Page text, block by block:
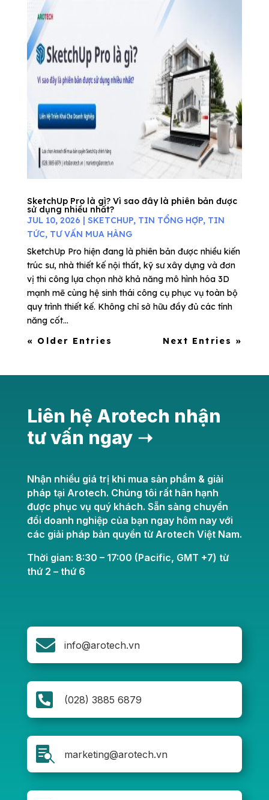
SketchUp Pro là gì? Vì sao đây là phiên bản được
sử dụng nhiều nhất?
JUL 10, 2026 | SKETCHUP, TIN TỔNG HỢP, TIN
TỨC, TƯ VẤN MUA HÀNG
SketchUp Pro hiện đang là phiên bản được nhiều kiến
trúc sư, nhà thiết kế nội thất, kỹ sư xây dựng và đơn
vị thi công lựa chọn nhờ khả năng mô hình hóa 3D
mạnh mẽ cùng hệ sinh thái công cụ phục vụ toàn bộ
quy trình thiết kế. Không chỉ sở hữu đầy đủ các tính
năng cốt...
« Older Entries
Next Entries »
Liên hệ Arotech nhận
tư vấn ngay ➝
Nhận nhiều giá trị khi mua sản phẩm & giải
pháp tại Arotech. Chúng tôi rất hân hạnh
được phục vụ quý khách. Sẵn sàng chuyển
đổi doanh nghiệp của bạn ngay hôm nay với
các giải pháp bản quyền từ Arotech Việt Nam.
Thời gian: 8:30 – 17:00 (Pacific, GMT +7) từ
thứ 2 – thứ 6
 info@arotech.vn
 (028) 3885 6879
 marketing@arotech.vn